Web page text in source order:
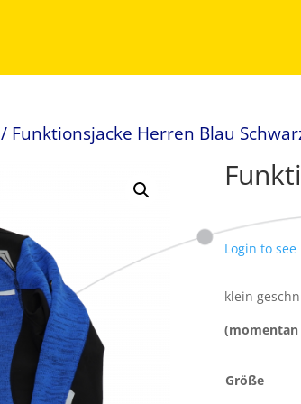
/ Funktionsjacke Herren Blau
Login to see
klein
(momentan
Größe